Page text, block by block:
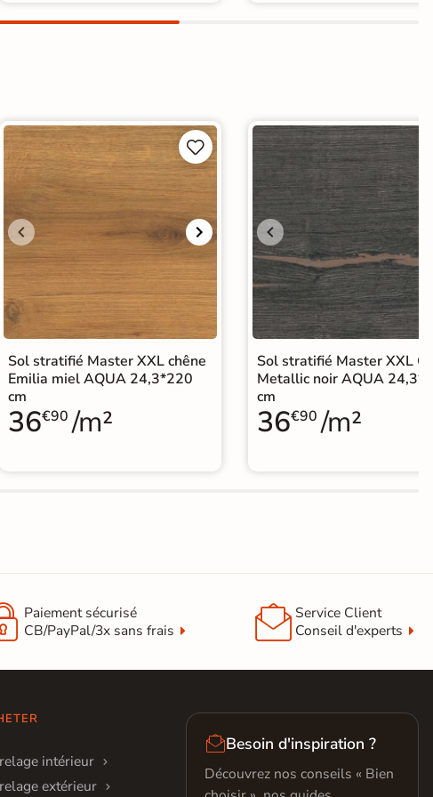


Sol stratifié Master XXL chêne
Emilia miel AQUA 24,3*220
cm
36€90 /m²
Sol stratifié Master XXL
Metallic noir AQUA
cm
36€90 /m²
Paiement sécurisé
CB/PayPal/3x sans frais
 Service Client
Conseil d'experts
intérieur
extérieur
Besoin d'inspiration ?
Découvrez nos conseils « Bien